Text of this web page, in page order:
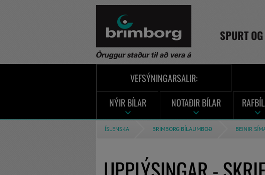
SPURT
VEFSÝNINGARSALIR:
NÝIR BÍLAR
NOTAÐIR BÍLAR
ÍSLENSKA BRIMBORG BÍLAUMBOÐ BEINIR